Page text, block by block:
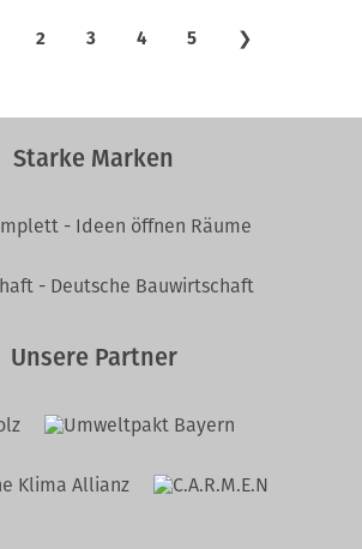
2 3 4 5 ❯
Starke Marken
Unsere Partner